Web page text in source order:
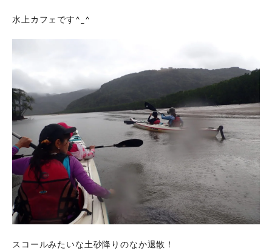
水上カフェです^_^
スコールみたいな土砂降りのなか退散！